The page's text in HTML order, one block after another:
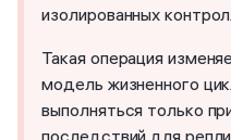
изолированных
Такая операция
модель жизненного
выполняться только
последствий для